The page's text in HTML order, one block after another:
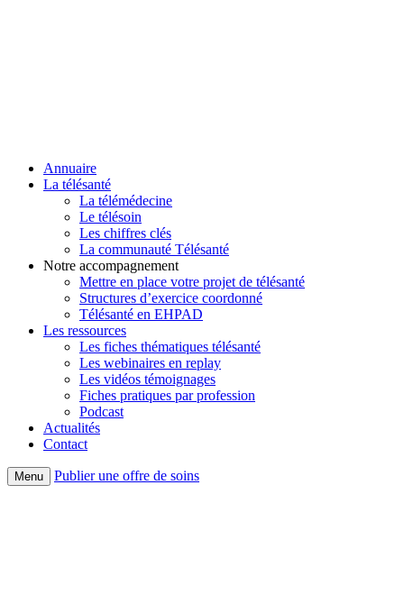
Annuaire
La télésanté
La télémédecine
Le télésoin
Les chiffres clés
La communauté Télésanté
Notre accompagnement
Mettre en place votre projet de télésanté
Structures d’exercice coordonné
Télésanté en EHPAD
Les ressources
Les fiches thématiques télésanté
Les webinaires en replay
Les vidéos témoignages
Fiches pratiques par profession
Podcast
Actualités
Contact
Menu Publier une offre de soins